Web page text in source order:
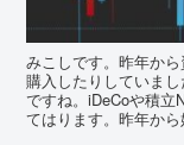
みこしです。昨年か
購入したりしていま
ですね。iDeCoや積立
てはります。昨年か